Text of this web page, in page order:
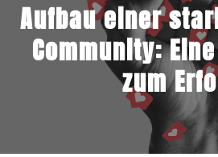
Aufbau einer
Community:
zum